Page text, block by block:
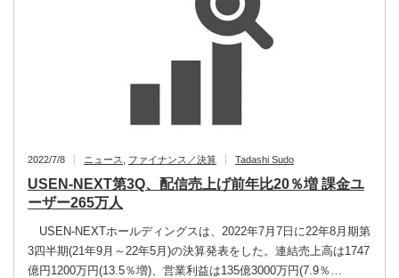
2022/7/8 ニュース ファイナンス／決算 Tadashi Sudo
USEN-NEXT第3Q、配信売上げ前年比20％増 課金ユ
ーザー265万人
USEN-NEXTホールディングスは、2022年7月7日に22年8月期第
3四半期(21年9月～22年5月)の決算発表をした。連結売上高は1747
億円1200万円(13.5％増)、営業利益は135億3000万円(7.9％…